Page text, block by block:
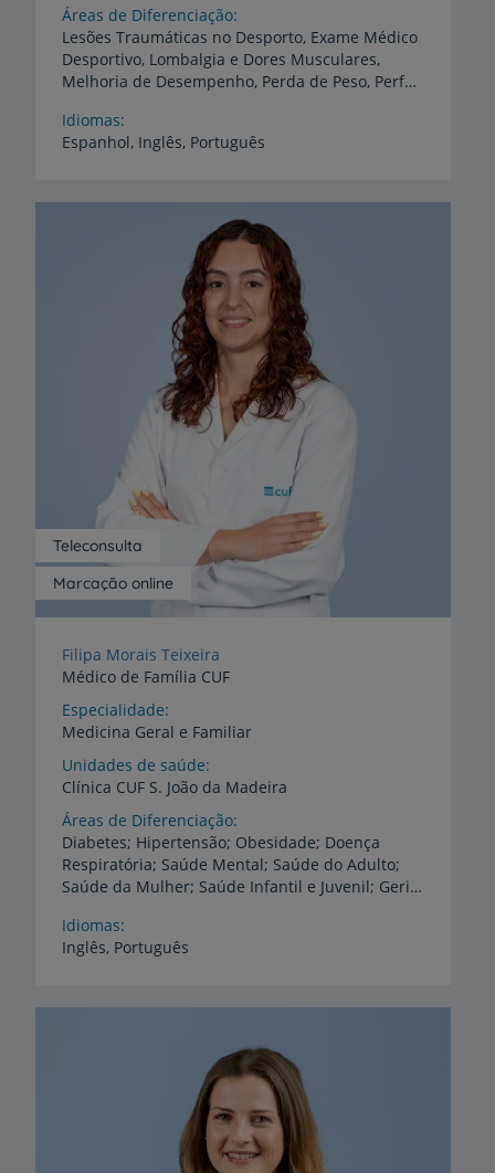
Áreas de Diferenciação
Lesões Traumáticas no Desporto, Exame Médico
Desportivo, Lombalgia e Dores Musculares,
Melhoria de Desempenho, Perda de Peso, Performance
Idiomas
Espanhol, Inglês, Português
Marcação online
Teleconsulta
Filipa Morais Teixeira
Médico de Família CUF
Especialidade
Medicina Geral e Familiar
Unidades de saúde
Clínica CUF S. João da Madeira
Áreas de Diferenciação
Diabetes; Hipertensão; Obesidade; Doença
Respiratória; Saúde Mental; Saúde do Adulto;
Saúde da Mulher; Saúde Infantil e Juvenil; Geriatria; Dor Crónica; Medicina Preventiva; Medicina Desportiva.
Idiomas
Inglês, Português